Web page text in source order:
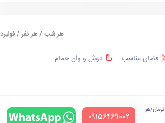
هر شب / هر نفر / فولبرد
فضای مناسب
دوش و وان حمام
تومان/هر
‪09156469002‬